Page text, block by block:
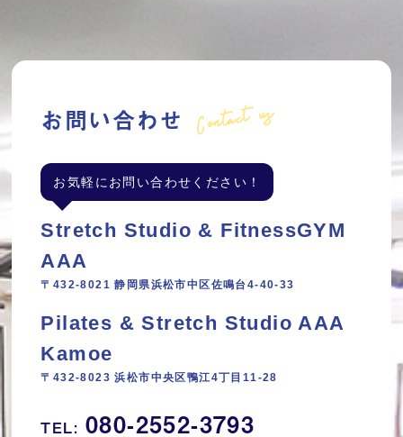
お問い合わせ Contact us
お気軽にお問い合わせください！
Stretch Studio & FitnessGYM
AAA
〒432-8021 静岡県浜松市中区佐鳴台4-40-33
Pilates & Stretch Studio AAA
Kamoe
〒432-8023 浜松市中央区鴨江4丁目11‐28
TEL: 080-2552-3793